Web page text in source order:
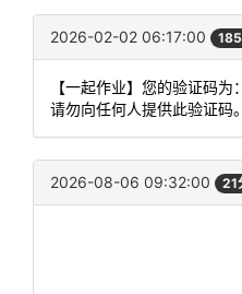
2026-02-02 06:17:00
【一起作业】您的验证码
请勿向任何人提供此验证码。
2026-08-06 09:32:00 21